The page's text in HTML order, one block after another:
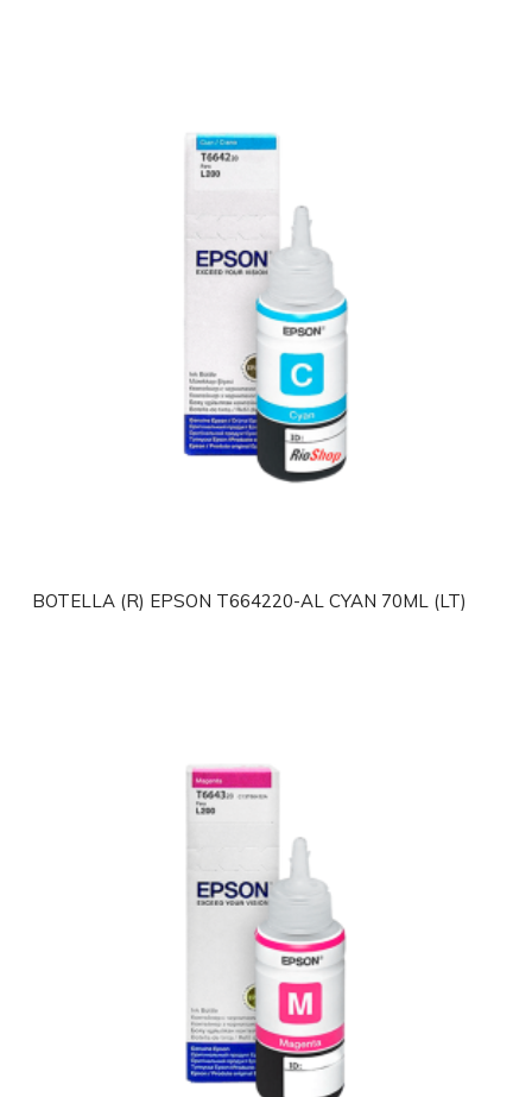
BOTELLA (R) EPSON T664220-AL CYAN 70ML (LT)